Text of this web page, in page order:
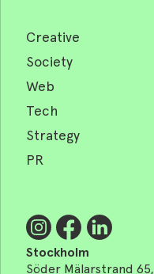
Creative
Society
Web
Tech
Strategy
PR
Stockholm
Söder Mälarstrand 65,